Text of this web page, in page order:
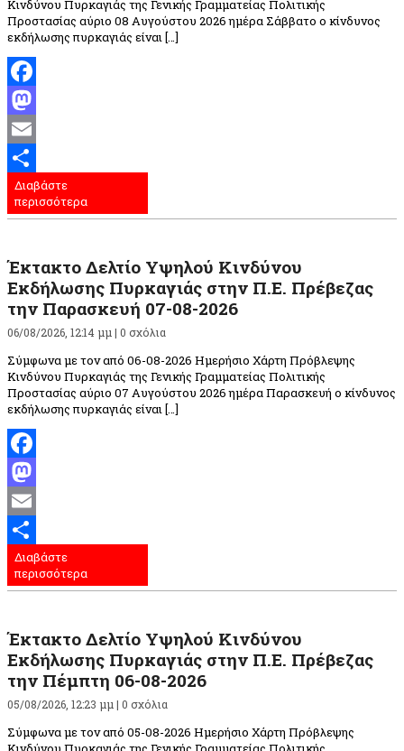
Κινδύνου Πυρκαγιάς της Γενικής Γραμματείας Πολιτικής
Προστασίας αύριο 08 Αυγούστου 2026 ημέρα Σάββατο ο κίνδυνος
εκδήλωσης πυρκαγιάς είναι […]
Facebook
Mastodon
Email
Μοιραστείτε
Διαβάστε
περισσότερα
Έκτακτο Δελτίο Υψηλού Κινδύνου
Εκδήλωσης Πυρκαγιάς στην Π.Ε. Πρέβεζας
την Παρασκευή 07-08-2026
06/08/2026, 12:14 μμ | 0 σχόλια
Σύμφωνα με τον από 06-08-2026 Ημερήσιο Χάρτη Πρόβλεψης
Κινδύνου Πυρκαγιάς της Γενικής Γραμματείας Πολιτικής
Προστασίας αύριο 07 Αυγούστου 2026 ημέρα Παρασκευή ο κίνδυνος
εκδήλωσης πυρκαγιάς είναι […]
Facebook
Mastodon
Email
Μοιραστείτε
Διαβάστε
περισσότερα
Έκτακτο Δελτίο Υψηλού Κινδύνου
Εκδήλωσης Πυρκαγιάς στην Π.Ε. Πρέβεζας
την Πέμπτη 06-08-2026
05/08/2026, 12:23 μμ | 0 σχόλια
Σύμφωνα με τον από 05-08-2026 Ημερήσιο Χάρτη Πρόβλεψης